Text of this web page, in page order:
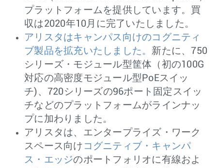
プラットフォームを提供しています。買
収は2020年10月に完了いたしました。
アリスタはキャンパス向けのコグニティ
ブ製品を拡充いたしました。 新たに、750
シリーズ・モジュール型筐体（初の100G
対応の高密度モジュール型PoEスイッ
チ)、720シリーズの96ポート固定スイッ
チなどのプラットフォームがラインナッ
プに加わりました。
アリスタは、エンタープライズ・ワーク
スペース向け コグニティブ・キャンパ
ス・エッジのポートフォリオに有線およ